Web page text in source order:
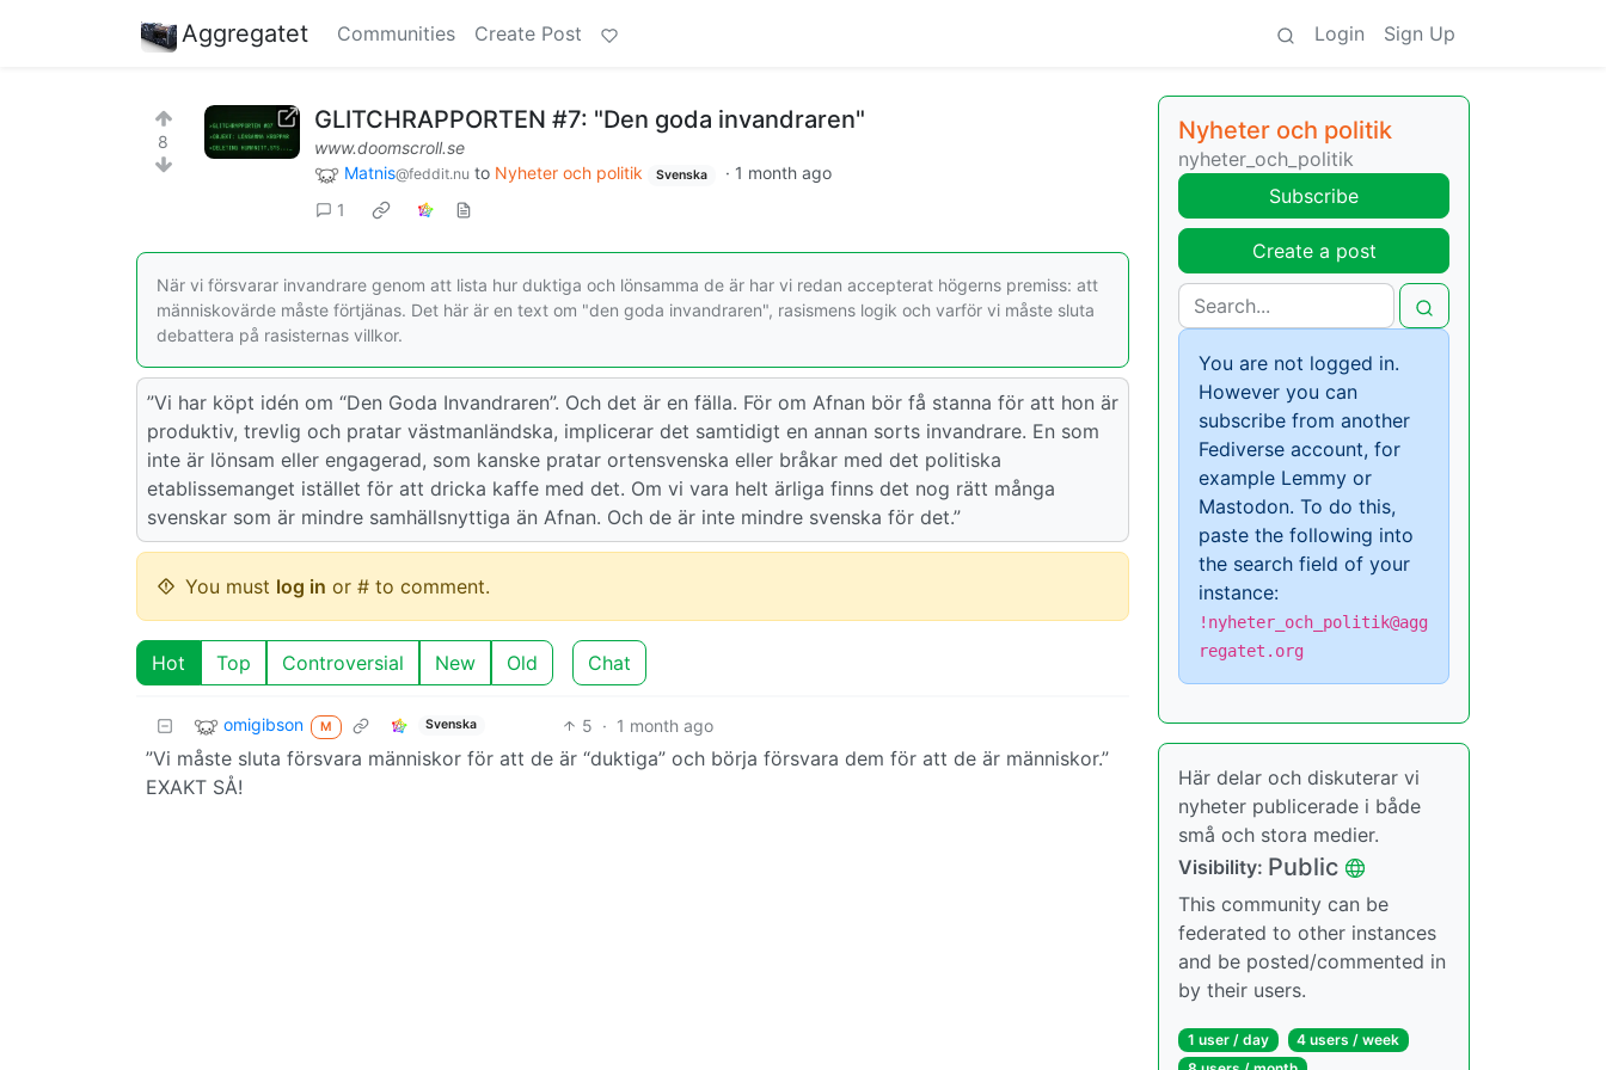
Aggregatet Communities Create Post Login Sign Up
8
GLITCHRAPPORTEN #7: "Den goda invandraren"
www.doomscroll.se
Matnis@feddit.nu to Nyheter och politik Svenska · 1 month ago
1
När vi försvarar invandrare genom att lista hur duktiga och lönsamma de är har vi redan accepterat högerns premiss: att
människovärde måste förtjänas. Det här är en text om "den goda invandraren", rasismens logik och varför vi måste sluta
debattera på rasisternas villkor.
”Vi har köpt idén om “Den Goda Invandraren”. Och det är en fälla. För om Afnan bör få stanna för att hon är
produktiv, trevlig och pratar västmanländska, implicerar det samtidigt en annan sorts invandrare. En som
inte är lönsam eller engagerad, som kanske pratar ortensvenska eller bråkar med det politiska
etablissemanget istället för att dricka kaffe med det. Om vi vara helt ärliga finns det nog rätt många
svenskar som är mindre samhällsnyttiga än Afnan. Och de är inte mindre svenska för det.”
You must log in or # to comment.
Hot Top Controversial New Old Chat
omigibson M Svenska 5 · 1 month ago
”Vi måste sluta försvara människor för att de är “duktiga” och börja försvara dem för att de är människor.”
EXAKT SÅ!
Nyheter och politik
nyheter_och_politik
Subscribe
Create a post
You are not logged in.
However you can
subscribe from another
Fediverse account, for
example Lemmy or
Mastodon. To do this,
paste the following into
the search field of your
instance:
!nyheter_och_politik@agg
regatet.org
Här delar och diskuterar vi
nyheter publicerade i både
små och stora medier.
Visibility: Public
This community can be
federated to other instances
and be posted/commented in
by their users.
1 user / day
4 users / week